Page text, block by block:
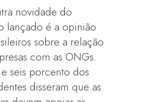
novidade do
lançado é a opinião
sobre a relação
com as ONGs.
seis porcento dos
disseram que as